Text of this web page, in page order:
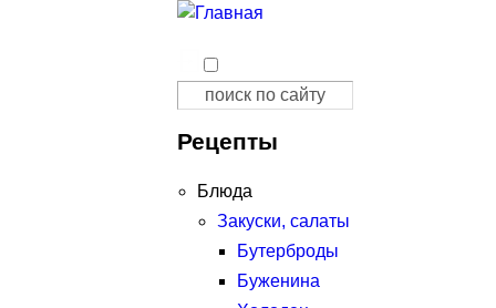
Форма поиска
Поиск
Рецепты
Блюда
Закуски, салаты
Бутерброды
Буженина